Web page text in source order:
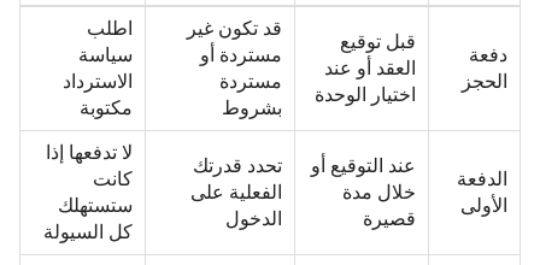
دفعة
الحجز
قبل توقيع
العقد أو عند
اختيار الوحدة
قد تكون غير
مستردة أو
مستردة
بشروط
اطلب
سياسة
الاسترداد
مكتوبة
الدفعة
الأولى
عند التوقيع أو
خلال مدة
قصيرة
تحدد قدرتك
الفعلية على
الدخول
لا تدفعها إذا
كانت
ستستهلك
كل السيولة